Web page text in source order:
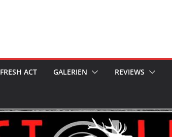
FRESH ACT GALERIEN REVIEWS